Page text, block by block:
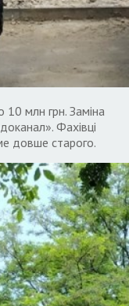
10 млн грн. Заміна
Фахівці
довше старого.